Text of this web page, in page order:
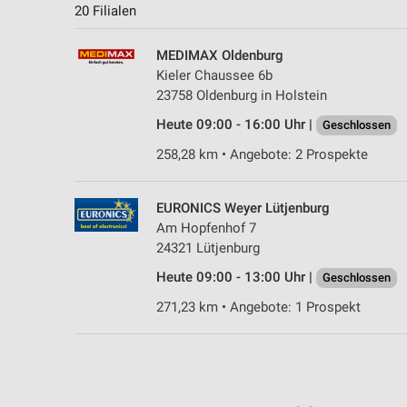
20 Filialen
MEDIMAX Oldenburg
Kieler Chaussee 6b
23758 Oldenburg in Holstein
Heute 09:00 - 16:00 Uhr |
Geschlossen
258,28 km • Angebote: 2 Prospekte
EURONICS Weyer Lütjenburg
Am Hopfenhof 7
24321 Lütjenburg
Heute 09:00 - 13:00 Uhr |
Geschlossen
271,23 km • Angebote: 1 Prospekt